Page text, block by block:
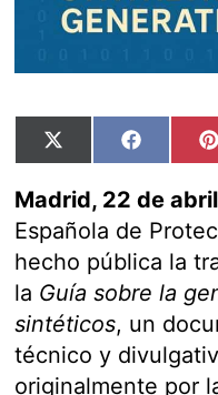
Compartir
en
X
en
Madrid, 22 de
Española de
hecho pública la
la Guía sobre la
sintéticos, un
técnico y
originalmente por